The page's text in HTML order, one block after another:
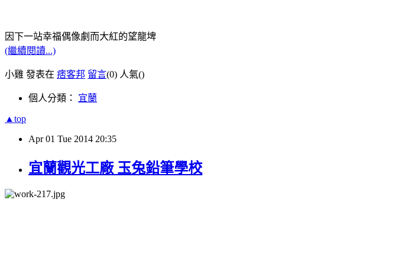
因下一站幸福偶像劇而大紅的望龍埤
(繼續閱讀...)
小雞 發表在 痞客邦 留言(0) 人氣()
個人分類： 宜蘭
▲top
Apr 01 Tue 2014 20:35
宜蘭觀光工廠 玉兔鉛筆學校